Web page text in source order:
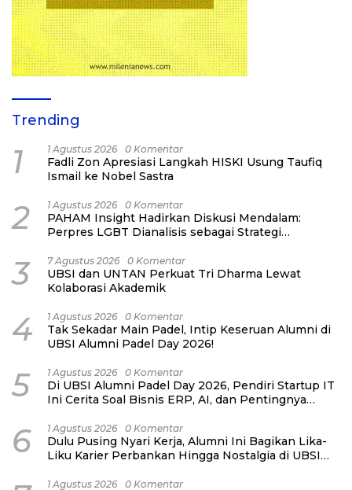
Trending
1 1 Agustus 2026 0 Komentar
Fadli Zon Apresiasi Langkah HISKI Usung Taufiq
Ismail ke Nobel Sastra
2 1 Agustus 2026 0 Komentar
PAHAM Insight Hadirkan Diskusi Mendalam:
Perpres LGBT Dianalisis sebagai Strategi
3 7 Agustus 2026 0 Komentar
UBSI dan UNTAN Perkuat Tri Dharma Lewat
Kolaborasi Akademik
4 1 Agustus 2026 0 Komentar
Tak Sekadar Main Padel, Intip Keseruan Alumni di
UBSI Alumni Padel Day 2026!
5 1 Agustus 2026 0 Komentar
Di UBSI Alumni Padel Day 2026, Pendiri Startup IT
Ini Cerita Soal Bisnis ERP, AI, dan Pentingnya
6 1 Agustus 2026 0 Komentar
Dulu Pusing Nyari Kerja, Alumni Ini Bagikan Lika-
Liku Karier Perbankan Hingga Nostalgia di UBSI
1 Agustus 2026 0 Komentar